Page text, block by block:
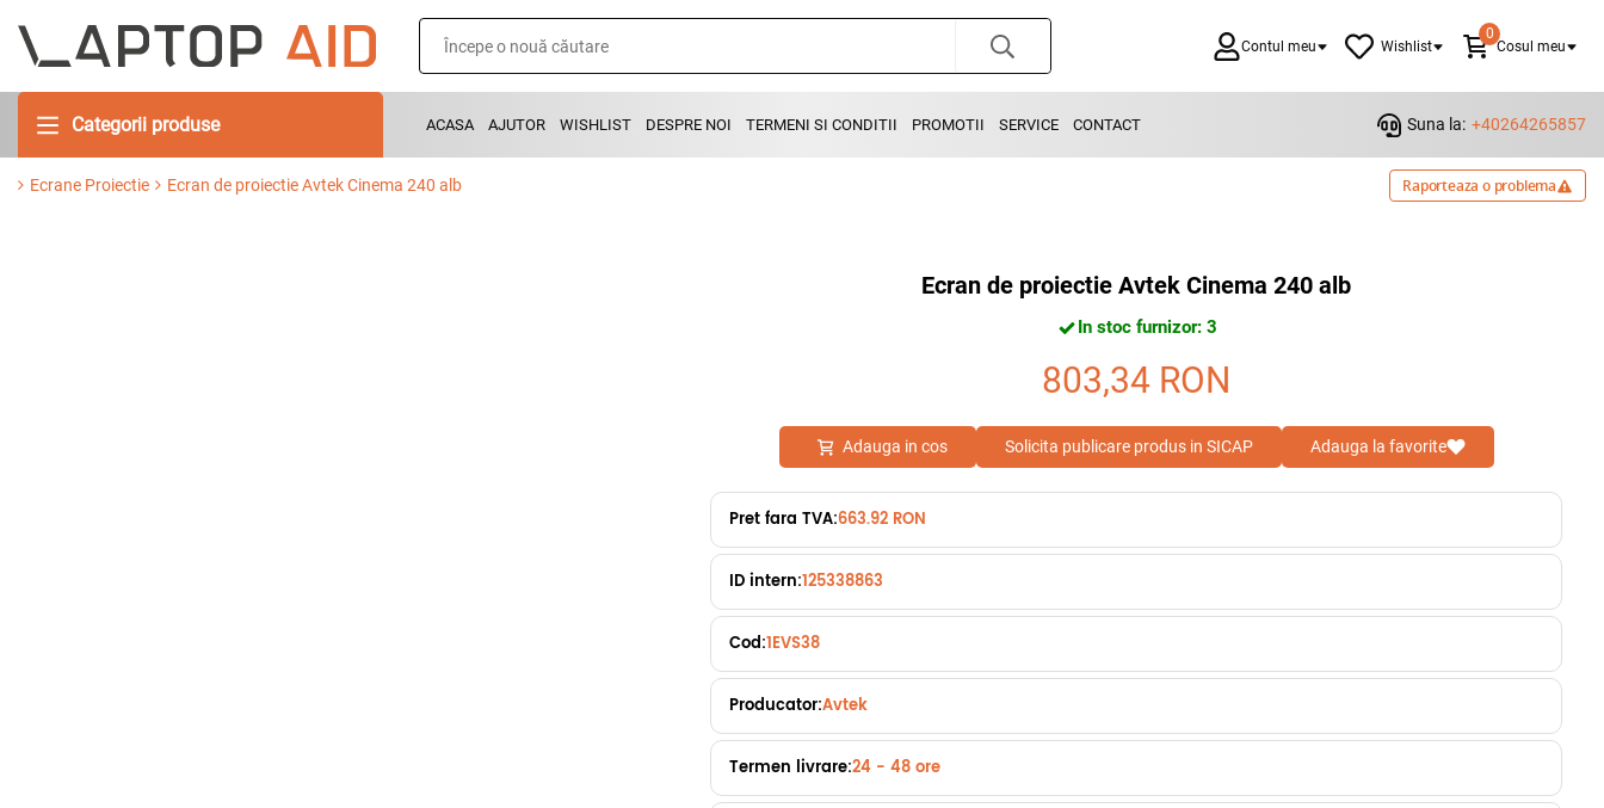
Contul meu Wishlist
0
Cosul meu
Categorii produse ACASA AJUTOR WISHLIST DESPRE NOI TERMENI SI CONDITII PROMOTII SERVICE CONTACT Suna la: +40264265857
Ecrane Proiectie Ecran de proiectie Avtek Cinema 240 alb Raporteaza o problema
Ecran de proiectie Avtek Cinema 240 alb
In stoc furnizor: 3
803,34 RON
Adauga in cos Solicita publicare produs in SICAP Adauga la favorite
Pret fara TVA:663.92 RON
ID intern:125338863
Cod:1EVS38
Producator:Avtek
Termen livrare:24 - 48 ore